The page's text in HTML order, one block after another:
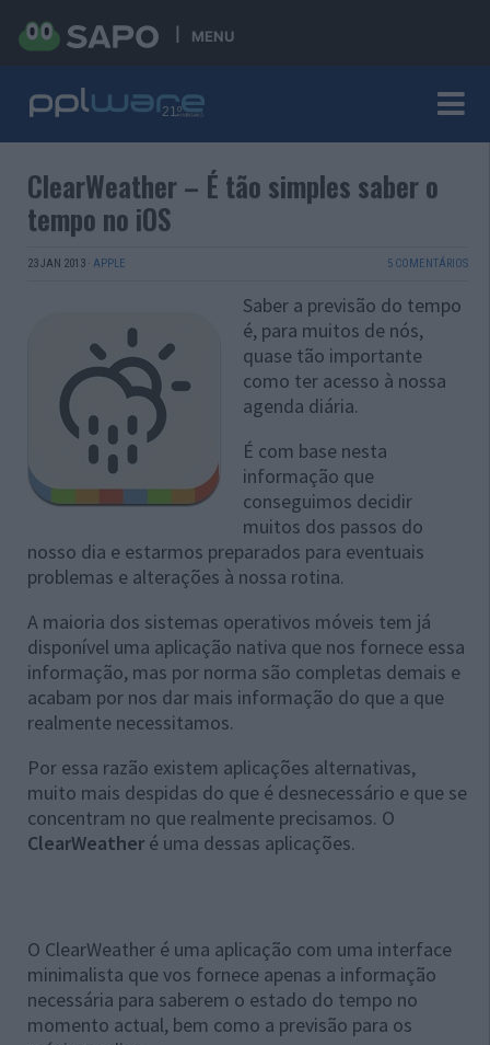
MENU
ClearWeather – É tão simples saber o
tempo no iOS
23 JAN 2013 · APPLE 5 COMENTÁRIOS
Saber a previsão do tempo
é, para muitos de nós,
quase tão importante
como ter acesso à nossa
agenda diária.
É com base nesta
informação que
conseguimos decidir
muitos dos passos do
nosso dia e estarmos preparados para eventuais
problemas e alterações à nossa rotina.
A maioria dos sistemas operativos móveis tem já
disponível uma aplicação nativa que nos fornece essa
informação, mas por norma são completas demais e
acabam por nos dar mais informação do que a que
realmente necessitamos.
Por essa razão existem aplicações alternativas,
muito mais despidas do que é desnecessário e que se
concentram no que realmente precisamos. O
ClearWeather é uma dessas aplicações.
O ClearWeather é uma aplicação com uma interface
minimalista que vos fornece apenas a informação
necessária para saberem o estado do tempo no
momento actual, bem como a previsão para os